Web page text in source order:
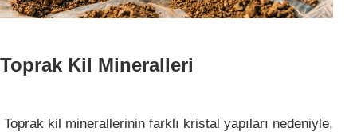
Toprak Kil Mineralleri
Toprak kil minerallerinin farklı kristal yapıları nedeniyle,